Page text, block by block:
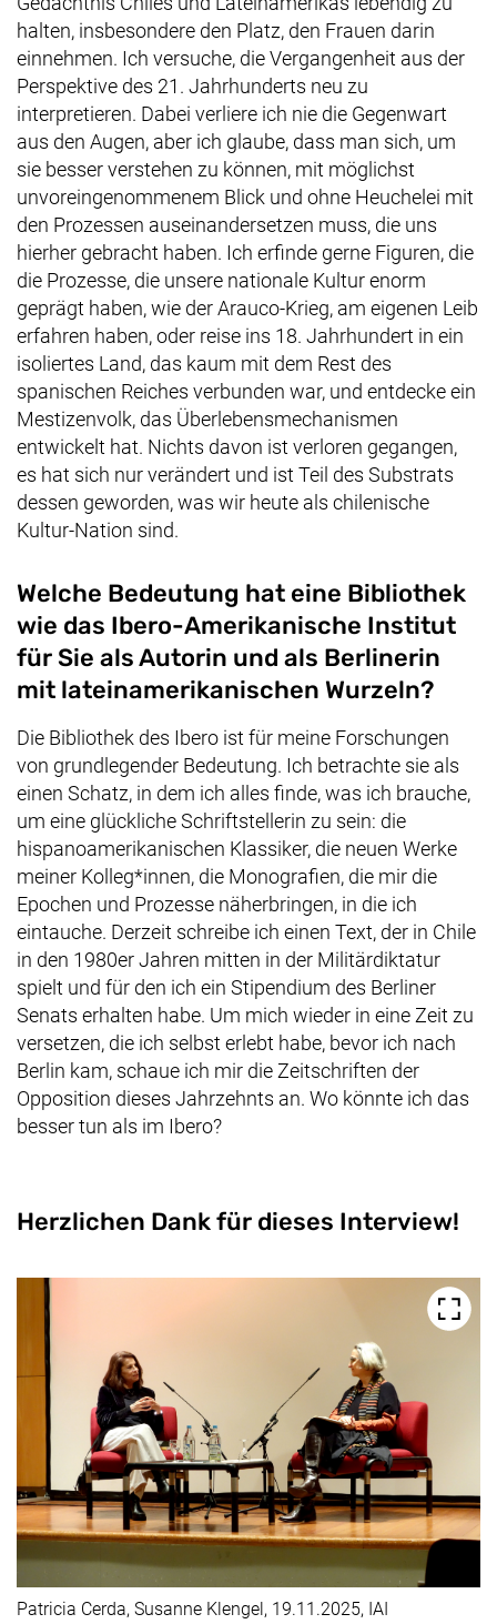
halten, insbesondere den Platz, den Frauen darin
einnehmen. Ich versuche, die Vergangenheit aus der
Perspektive des 21. Jahrhunderts neu zu
interpretieren. Dabei verliere ich nie die Gegenwart
aus den Augen, aber ich glaube, dass man sich, um
sie besser verstehen zu können, mit möglichst
unvoreingenommenem Blick und ohne Heuchelei mit
den Prozessen auseinandersetzen muss, die uns
hierher gebracht haben. Ich erfinde gerne Figuren, die
die Prozesse, die unsere nationale Kultur enorm
geprägt haben, wie der Arauco-Krieg, am eigenen Leib
erfahren haben, oder reise ins 18. Jahrhundert in ein
isoliertes Land, das kaum mit dem Rest des
spanischen Reiches verbunden war, und entdecke ein
Mestizenvolk, das Überlebensmechanismen
entwickelt hat. Nichts davon ist verloren gegangen,
es hat sich nur verändert und ist Teil des Substrats
dessen geworden, was wir heute als chilenische
Kultur-Nation sind.
Welche Bedeutung hat eine Bibliothek
wie das Ibero-Amerikanische Institut
für Sie als Autorin und als Berlinerin
mit lateinamerikanischen Wurzeln?
Die Bibliothek des Ibero ist für meine Forschungen
von grundlegender Bedeutung. Ich betrachte sie als
einen Schatz, in dem ich alles finde, was ich brauche,
um eine glückliche Schriftstellerin zu sein: die
hispanoamerikanischen Klassiker, die neuen Werke
meiner Kolleg*innen, die Monografien, die mir die
Epochen und Prozesse näherbringen, in die ich
eintauche. Derzeit schreibe ich einen Text, der in Chile
in den 1980er Jahren mitten in der Militärdiktatur
spielt und für den ich ein Stipendium des Berliner
Senats erhalten habe. Um mich wieder in eine Zeit zu
versetzen, die ich selbst erlebt habe, bevor ich nach
Berlin kam, schaue ich mir die Zeitschriften der
Opposition dieses Jahrzehnts an. Wo könnte ich das
besser tun als im Ibero?
Herzlichen Dank für dieses Interview!
Patricia Cerda, Susanne Klengel, 19.11.2025, IAI